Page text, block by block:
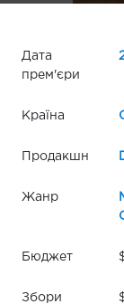
Дата
прем'єри
Країна
Продакшн
Жанр
Бюджет
Збори